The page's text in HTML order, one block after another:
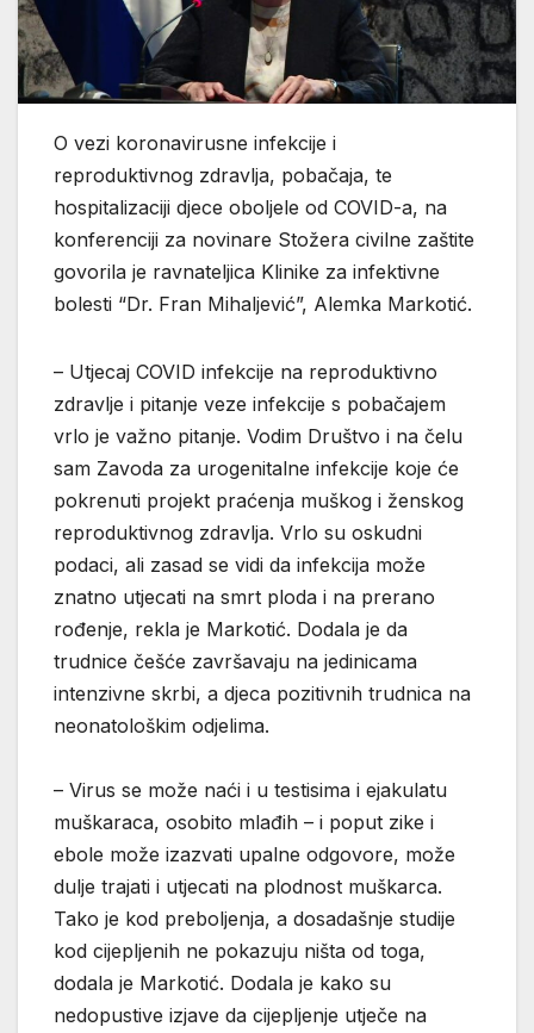
O vezi koronavirusne infekcije i
reproduktivnog zdravlja, pobačaja, te
hospitalizaciji djece oboljele od COVID-a, na
konferenciji za novinare Stožera civilne zaštite
govorila je ravnateljica Klinike za infektivne
bolesti “Dr. Fran Mihaljević”, Alemka Markotić.
– Utjecaj COVID infekcije na reproduktivno
zdravlje i pitanje veze infekcije s pobačajem
vrlo je važno pitanje. Vodim Društvo i na čelu
sam Zavoda za urogenitalne infekcije koje će
pokrenuti projekt praćenja muškog i ženskog
reproduktivnog zdravlja. Vrlo su oskudni
podaci, ali zasad se vidi da infekcija može
znatno utjecati na smrt ploda i na prerano
rođenje, rekla je Markotić. Dodala je da
trudnice češće završavaju na jedinicama
intenzivne skrbi, a djeca pozitivnih trudnica na
neonatološkim odjelima.
– Virus se može naći i u testisima i ejakulatu
muškaraca, osobito mlađih – i poput zike i
ebole može izazvati upalne odgovore, može
dulje trajati i utjecati na plodnost muškarca.
Tako je kod preboljenja, a dosadašnje studije
kod cijepljenih ne pokazuju ništa od toga,
dodala je Markotić. Dodala je kako su
nedopustive izjave da cijepljenje utječe na